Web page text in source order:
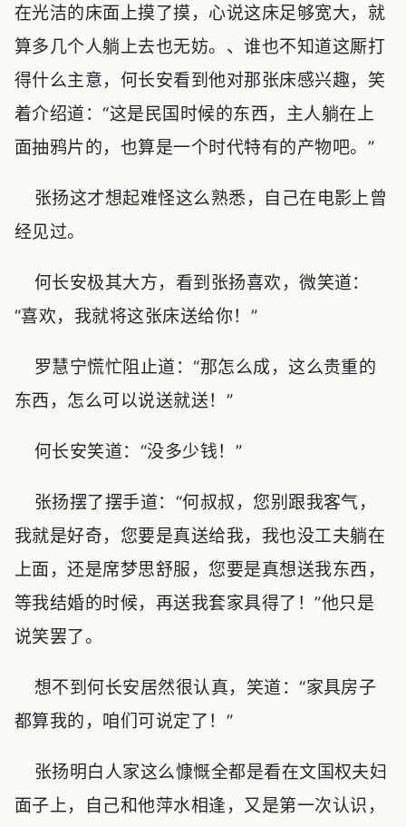
在光洁的床面上摸了摸，心说这床足够宽大，就
算多几个人躺上去也无妨。、谁也不知道这厮打
得什么主意，何长安看到他对那张床感兴趣，笑
着介绍道：“这是民国时候的东西，主人躺在上
面抽鸦片的，也算是一个时代特有的产物吧。”
张扬这才想起难怪这么熟悉，自己在电影上曾
经见过。
何长安极其大方，看到张扬喜欢，微笑道：
“喜欢，我就将这张床送给你！”
罗慧宁慌忙阻止道：“那怎么成，这么贵重的
东西，怎么可以说送就送！”
何长安笑道：“没多少钱！”
张扬摆了摆手道：“何叔叔，您别跟我客气，
我就是好奇，您要是真送给我，我也没工夫躺在
上面，还是席梦思舒服，您要是真想送我东西，
等我结婚的时候，再送我套家具得了！”他只是
说笑罢了。
想不到何长安居然很认真，笑道：“家具房子
都算我的，咱们可说定了！”
张扬明白人家这么慷慨全都是看在文国权夫妇
面子上，自己和他萍水相逢，又是第一次认识，